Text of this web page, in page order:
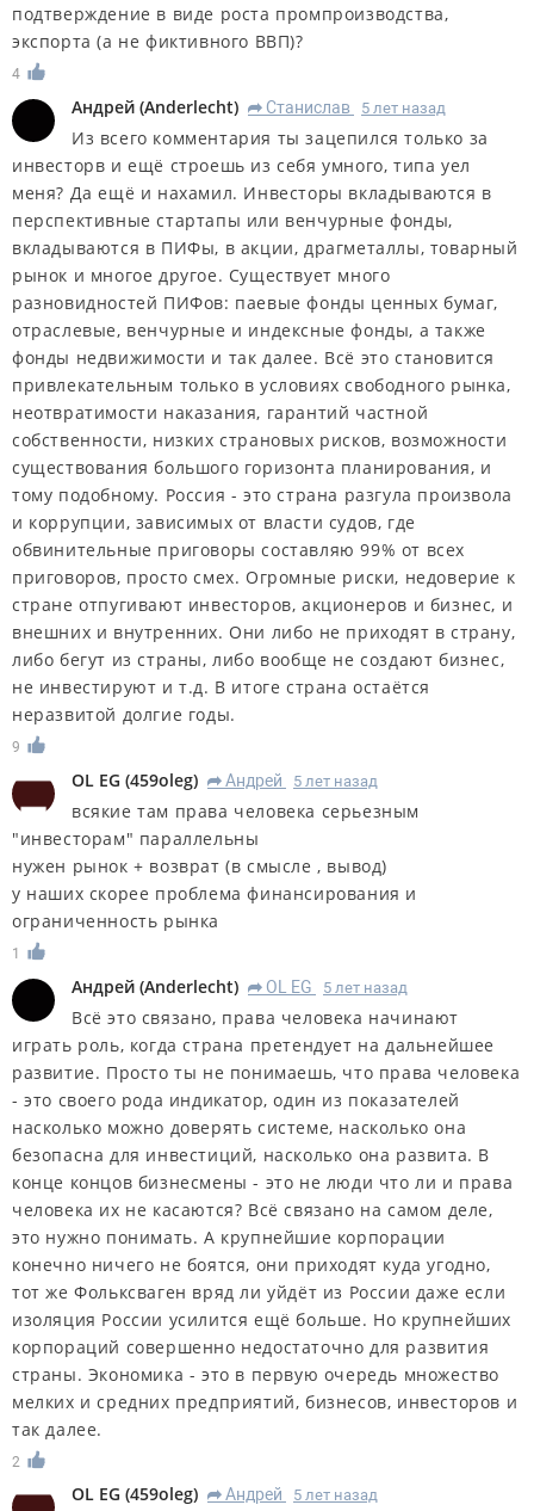
подтверждение в виде роста промпроизводства,
экспорта (а не фиктивного ВВП)?
4
Андрей (Anderlecht) R Станислав 5 лет назад
Из всего комментария ты зацепился только за
инвесторв и ещё строешь из себя умного, типа уел
меня? Да ещё и нахамил. Инвесторы вкладываются в
перспективные стартапы или венчурные фонды,
вкладываются в ПИФы, в акции, драгметаллы, товарный
рынок и многое другое. Существует много
разновидностей ПИФов: паевые фонды ценных бумаг,
отраслевые, венчурные и индексные фонды, а также
фонды недвижимости и так далее. Всё это становится
привлекательным только в условиях свободного рынка,
неотвратимости наказания, гарантий частной
собственности, низких страновых рисков, возможности
существования большого горизонта планирования, и
тому подобному. Россия - это страна разгула произвола
и коррупции, зависимых от власти судов, где
обвинительные приговоры составляю 99% от всех
приговоров, просто смех. Огромные риски, недоверие к
стране отпугивают инвесторов, акционеров и бизнес, и
внешних и внутренних. Они либо не приходят в страну,
либо бегут из страны, либо вообще не создают бизнес,
не инвестируют и т.д. В итоге страна остаётся
неразвитой долгие годы.
9
OL EG (459oleg) R Андрей 5 лет назад
всякие там права человека серьезным
"инвесторам" параллельны
нужен рынок + возврат (в смысле , вывод)
у наших скорее проблема финансирования и
ограниченность рынка
1
Андрей (Anderlecht) R OL EG 5 лет назад
Всё это связано, права человека начинают
играть роль, когда страна претендует на дальнейшее
развитие. Просто ты не понимаешь, что права человека
- это своего рода индикатор, один из показателей
насколько можно доверять системе, насколько она
безопасна для инвестиций, насколько она развита. В
конце концов бизнесмены - это не люди что ли и права
человека их не касаются? Всё связано на самом деле,
это нужно понимать. А крупнейшие корпорации
конечно ничего не боятся, они приходят куда угодно,
тот же Фольксваген вряд ли уйдёт из России даже если
изоляция России усилится ещё больше. Но крупнейших
корпораций совершенно недостаточно для развития
страны. Экономика - это в первую очередь множество
мелких и средних предприятий, бизнесов, инвесторов и
так далее.
2
OL EG (459oleg) R Андрей 5 лет назад